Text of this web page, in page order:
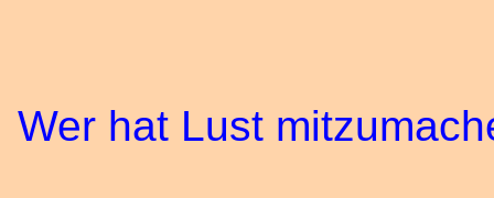
Wer hat Lust